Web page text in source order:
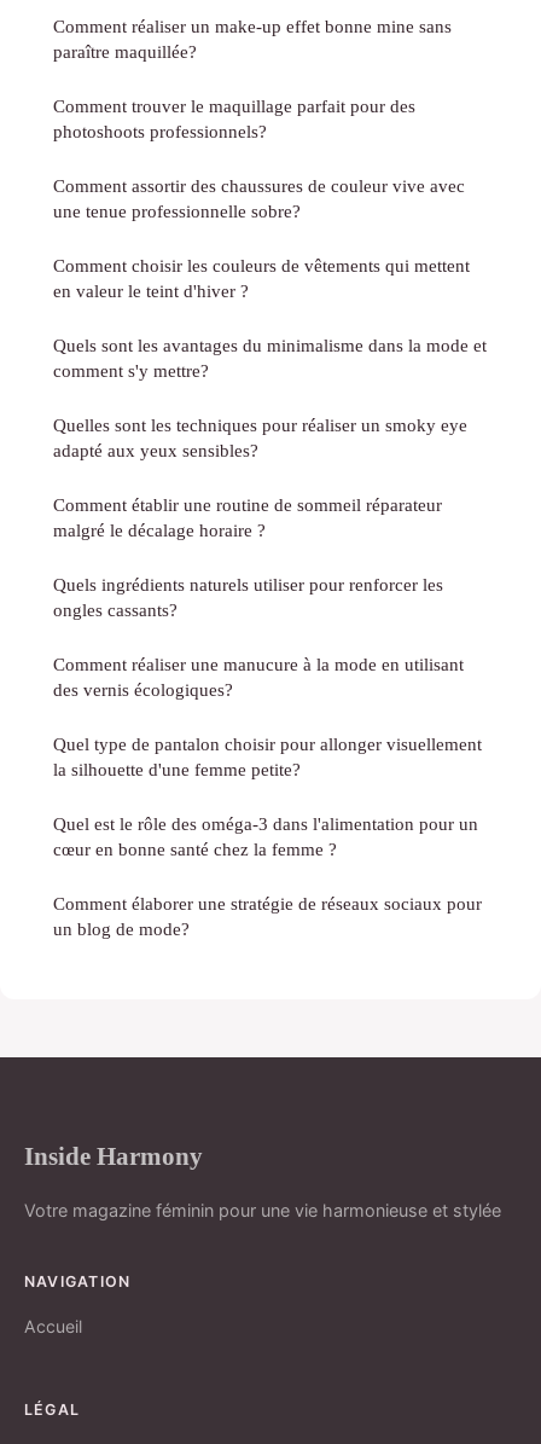
Comment réaliser un make-up effet bonne mine sans
paraître maquillée?
Comment trouver le maquillage parfait pour des
photoshoots professionnels?
Comment assortir des chaussures de couleur vive avec
une tenue professionnelle sobre?
Comment choisir les couleurs de vêtements qui mettent
en valeur le teint d'hiver ?
Quels sont les avantages du minimalisme dans la mode et
comment s'y mettre?
Quelles sont les techniques pour réaliser un smoky eye
adapté aux yeux sensibles?
Comment établir une routine de sommeil réparateur
malgré le décalage horaire ?
Quels ingrédients naturels utiliser pour renforcer les
ongles cassants?
Comment réaliser une manucure à la mode en utilisant
des vernis écologiques?
Quel type de pantalon choisir pour allonger visuellement
la silhouette d'une femme petite?
Quel est le rôle des oméga-3 dans l'alimentation pour un
cœur en bonne santé chez la femme ?
Comment élaborer une stratégie de réseaux sociaux pour
un blog de mode?
Inside Harmony
Votre magazine féminin pour une vie harmonieuse et stylée
NAVIGATION
Accueil
LÉGAL